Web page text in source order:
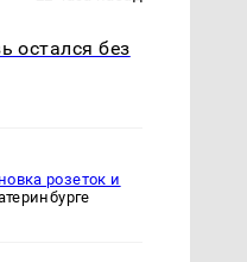
остался без
розеток и